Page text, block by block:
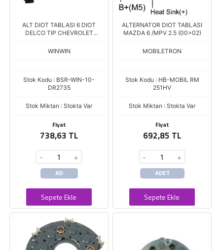
ALT DIOT TABLASI 6 DIOT
DELCO TIP CHEVROLET
REXTON 140A 138MM
WINWIN
Stok Kodu : BSR-WIN-10-
DR2735
Stok Miktarı : Stokta Var
Fiyat
738,63 TL
- +
AD
Sepete Ekle
ALTERNATOR DIOT TABLASI
MAZDA 6 /MPV 2.5 (00>02)
MOBILETRON
Stok Kodu : HB-MOBIL RM
251HV
Stok Miktarı : Stokta Var
Fiyat
692,85 TL
- +
ADET
Sepete Ekle